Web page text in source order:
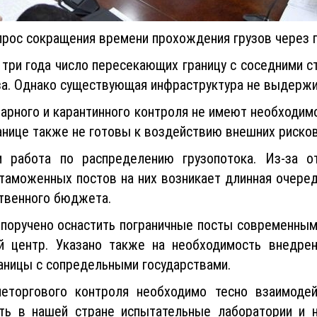
сокращения времени прохождения грузов через
года число пересекающих границу с соседними
Однако существующая инфраструктура не
и карантинного контроля не имеют
также не готовы к воздействию внешних
по распределению грузопотока. Из-за
постов на них возникает длинная
бюджета.
оснастить пограничные посты
центр. Указано также на необходимость